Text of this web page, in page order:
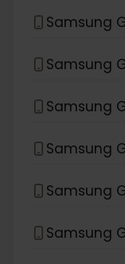
Samsung
Samsung
Samsung
Samsung
Samsung
Samsung